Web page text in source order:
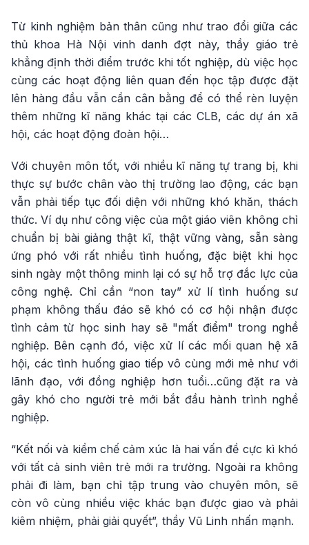
Từ kinh nghiệm bản thân cũng như trao đổi giữa các
thủ khoa Hà Nội vinh danh đợt này, thầy giáo trẻ
khẳng định thời điểm trước khi tốt nghiệp, dù việc học
cùng các hoạt động liên quan đến học tập được đặt
lên hàng đầu vẫn cần cân bằng để có thể rèn luyện
thêm những kĩ năng khác tại các CLB, các dự án xã
hội, các hoạt động đoàn hội…
Với chuyên môn tốt, với nhiều kĩ năng tự trang bị, khi
thực sự bước chân vào thị trường lao động, các bạn
vẫn phải tiếp tục đối diện với những khó khăn, thách
thức. Ví dụ như công việc của một giáo viên không chỉ
chuẩn bị bài giảng thật kĩ, thật vững vàng, sẵn sàng
ứng phó với rất nhiều tình huống, đặc biệt khi học
sinh ngày một thông minh lại có sự hỗ trợ đắc lực của
công nghệ. Chỉ cần “non tay” xử lí tình huống sư
phạm không thấu đáo sẽ khó có cơ hội nhận được
tình cảm từ học sinh hay sẽ "mất điểm" trong nghề
nghiệp. Bên cạnh đó, việc xử lí các mối quan hệ xã
hội, các tình huống giao tiếp vô cùng mới mẻ như với
lãnh đạo, với đồng nghiệp hơn tuổi…cũng đặt ra và
gây khó cho người trẻ mới bắt đầu hành trình nghề
nghiệp.
“Kết nối và kiềm chế cảm xúc là hai vấn đề cực kì khó
với tất cả sinh viên trẻ mới ra trường. Ngoài ra không
phải đi làm, bạn chỉ tập trung vào chuyên môn, sẽ
còn vô cùng nhiều việc khác bạn được giao và phải
kiêm nhiệm, phải giải quyết”, thầy Vũ Linh nhấn mạnh.